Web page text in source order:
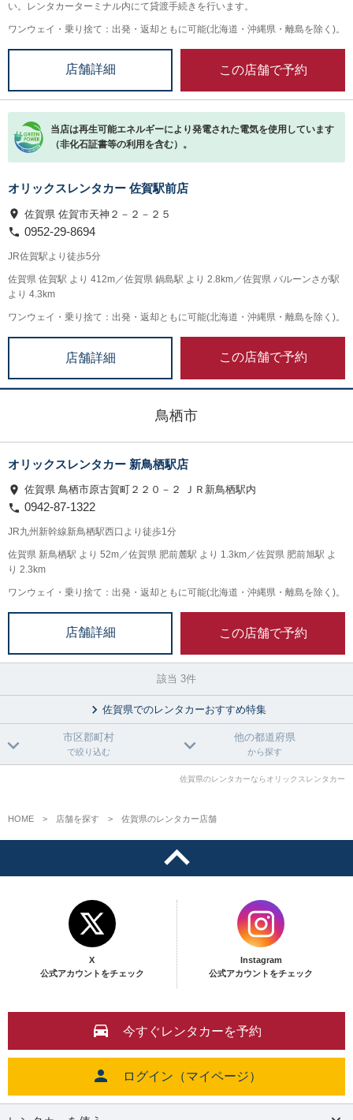
い。レンタカーターミナル内にて貸渡手続きを行います。
ワンウェイ・乗り捨て：出発・返却ともに可能(北海道・沖縄県・離島を除く)。
店舗詳細 この店舗で予約
当店は再生可能エネルギーにより発電された電気を使用しています
（非化石証書等の利用を含む）。
オリックスレンタカー 佐賀駅前店
佐賀県 佐賀市天神２－２－２５
0952-29-8694
JR佐賀駅より徒歩5分
佐賀県 佐賀駅 より 412m／佐賀県 鍋島駅 より 2.8km／佐賀県 バルーンさが駅
より 4.3km
ワンウェイ・乗り捨て：出発・返却ともに可能(北海道・沖縄県・離島を除く)。
店舗詳細 この店舗で予約
鳥栖市
オリックスレンタカー 新鳥栖駅店
佐賀県 鳥栖市原古賀町２２０－２ ＪＲ新鳥栖駅内
0942-87-1322
JR九州新幹線新鳥栖駅西口より徒歩1分
佐賀県 新鳥栖駅 より 52m／佐賀県 肥前麓駅 より 1.3km／佐賀県 肥前旭駅 よ
り 2.3km
ワンウェイ・乗り捨て：出発・返却ともに可能(北海道・沖縄県・離島を除く)。
店舗詳細 この店舗で予約
該当 3件
佐賀県でのレンタカーおすすめ特集
市区郡町村
で絞り込む
他の都道府県
から探す
佐賀県のレンタカーならオリックスレンタカー
HOME 店舗を探す 佐賀県のレンタカー店舗
X
公式アカウントをチェック
Instagram
公式アカウントをチェック
今すぐレンタカーを予約
ログイン（マイページ）